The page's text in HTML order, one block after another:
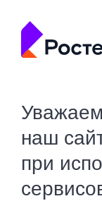
наш
при